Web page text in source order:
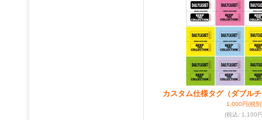
カスタム仕様タグ（ダブル
1,000円(税別
(税込: 1,100